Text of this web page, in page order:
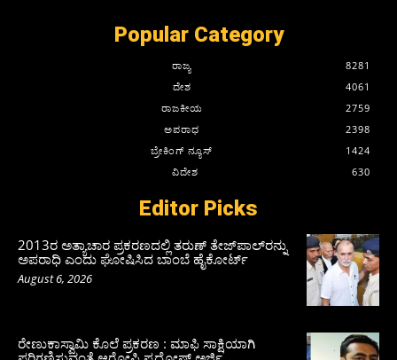
Popular Category
ರಾಜ್ಯ
8281
ದೇಶ
4061
ರಾಜಕೀಯ
2759
ಅಪರಾಧ
2398
ಬ್ರೇಕಿಂಗ್ ನ್ಯೂಸ್
1424
ವಿದೇಶ
630
Editor Picks
2013ರ ಅತ್ಯಾಚಾರ ಪ್ರಕರಣದಲ್ಲಿ ತರುಣ್ ತೇಜ್‌ಪಾಲ್‌ರನ್ನು
ಅಪರಾಧಿ ಎಂದು ಘೋಷಿಸಿದ ಬಾಂಬೆ ಹೈಕೋರ್ಟ್
August 6, 2026
ರೇಣುಕಾಸ್ವಾಮಿ ಕೊಲೆ ಪ್ರಕರಣ : ಮಾಫಿ ಸಾಕ್ಷಿಯಾಗಿ